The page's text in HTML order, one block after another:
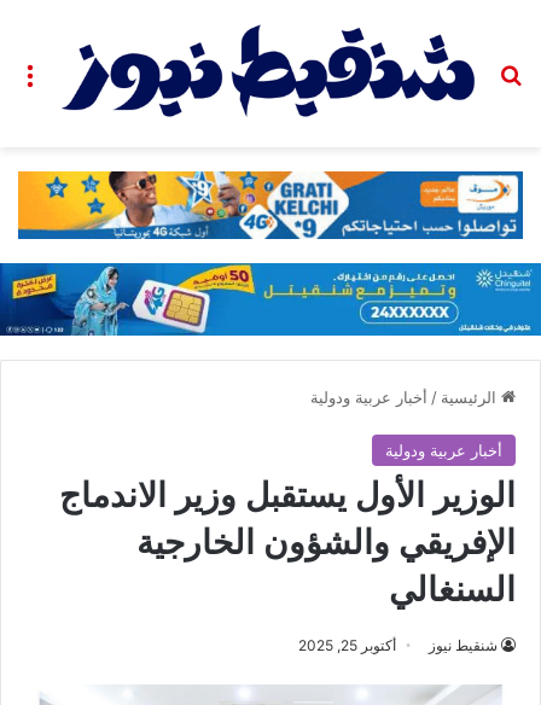
بحث عن
الرئيسية / أخبار عربية ودولية
أخبار عربية ودولية
الوزير الأول يستقبل وزير الاندماج
الإفريقي والشؤون الخارجية
السنغالي
شنقيط نيوز أكتوبر 25, 2025